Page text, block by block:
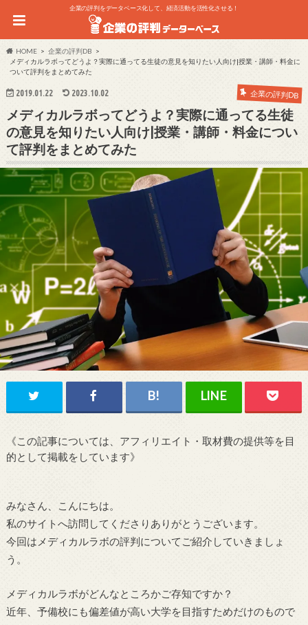
企業の評判をデータベース化して、経済活動を活性化させる！
HOME
企業の評判DB
メディカルラボってどうよ？実際に通ってる生徒の意見を知りたい人向け|授業・講師・料金に
ついて評判をまとめてみた
2019.01.22 2023.10.02 企業の評判DB
メディカルラボってどうよ？実際に通ってる生徒
の意見を知りたい人向け|授業・講師・料金につい
て評判をまとめてみた
《この記事については、アフィリエイト・取材費の提供等を目
的として掲載をしています》
みなさん、こんにちは。
私のサイトへ訪問してくださりありがとうございます。
今回はメディカルラボの評判についてご紹介していきましょ
う。
メディカルラボがどんなところかご存知ですか？
近年、予備校にも偏差値が高い大学を目指すためだけのもので